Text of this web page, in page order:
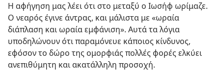
Η αφήγηση μας λέει ότι στο μεταξύ ο Ιωσήφ ωρίμαζε.
Ο νεαρός έγινε άντρας, και μάλιστα με «ωραία
διάπλαση και ωραία εμφάνιση». Αυτά τα λόγια
υποδηλώνουν ότι παραμόνευε κάποιος κίνδυνος,
εφόσον το δώρο της ομορφιάς πολλές φορές ελκύει
ανεπιθύμητη και ακατάλληλη προσοχή.